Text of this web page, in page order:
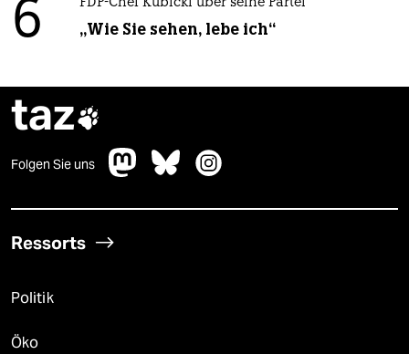
6 FDP-Chef Kubicki über seine Partei
„Wie Sie sehen, lebe ich“
taz
Folgen Sie uns
Ressorts
Politik
Öko